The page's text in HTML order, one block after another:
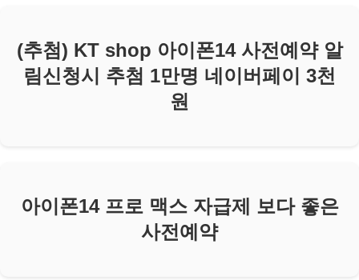
(추첨) KT shop 아이폰14 사전예약 알
림신청시 추첨 1만명 네이버페이 3천
원
아이폰14 프로 맥스 자급제 보다 좋은
사전예약